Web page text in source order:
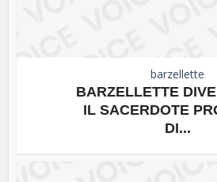
barzellette
BARZELLETTE
IL SACERDOTE
DI...